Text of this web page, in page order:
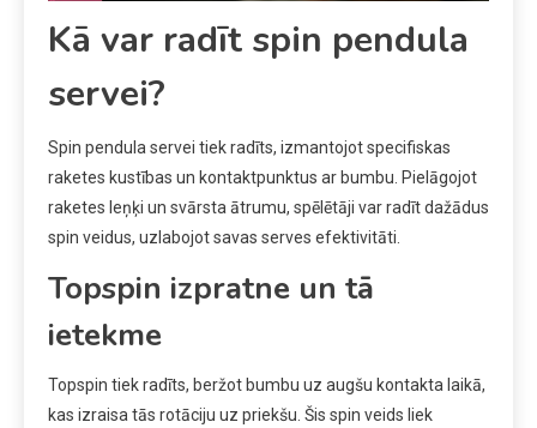
Kā var radīt spin pendula
servei?
Spin pendula servei tiek radīts, izmantojot specifiskas
raketes kustības un kontaktpunktus ar bumbu. Pielāgojot
raketes leņķi un svārsta ātrumu, spēlētāji var radīt dažādus
spin veidus, uzlabojot savas serves efektivitāti.
Topspin izpratne un tā
ietekme
Topspin tiek radīts, beržot bumbu uz augšu kontakta laikā,
kas izraisa tās rotāciju uz priekšu. Šis spin veids liek